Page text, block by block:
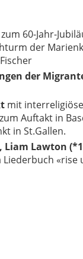
zum 60-Jahr-
der
der
mit
Auftakt in
in St.Gallen.
Liam Lawton
«rise